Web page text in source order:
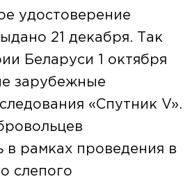
удостоверение
21 декабря. Так
Беларуси 1 октября
зарубежные
«Спутник V».
в рамках проведения в
слепого